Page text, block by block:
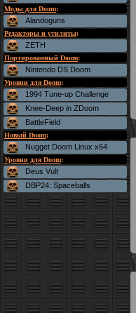
Моды для Doom:
Alandoguns
Редакторы и утилиты:
ZETH
Портированный Doom:
Nintendo DS Doom
Уровни для Doom:
1994 Tune-up Challenge
Knee-Deep in ZDoom
BattleField
Новый Doom:
Nugget Doom Linux x64
Уровни для Doom:
Deus Vult
DBP24: Spaceballs